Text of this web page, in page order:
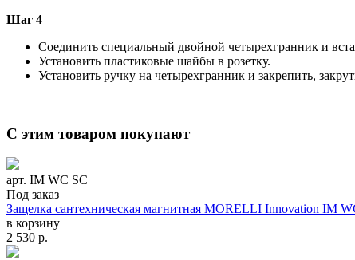
Шаг 4
Соединить специальный двойной четырехгранник и
Установить пластиковые шайбы в розетку.
Установить ручку на четырехгранник и закрепить,
С этим товаром покупают
арт. IM WC SC
Под заказ
Защелка сантехническая магнитная MORELLI Innovation IM
в корзину
2 530 р.